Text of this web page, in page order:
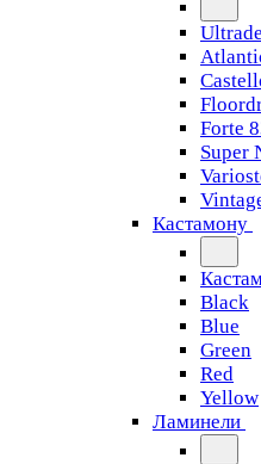
Forte
Super
Кастамону
Black
Blue
Green
Red
Yellow
Ламинели